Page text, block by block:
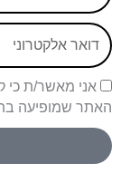
אימייל
אימיילאני מאשר/ת כי
האתר שמופיעה